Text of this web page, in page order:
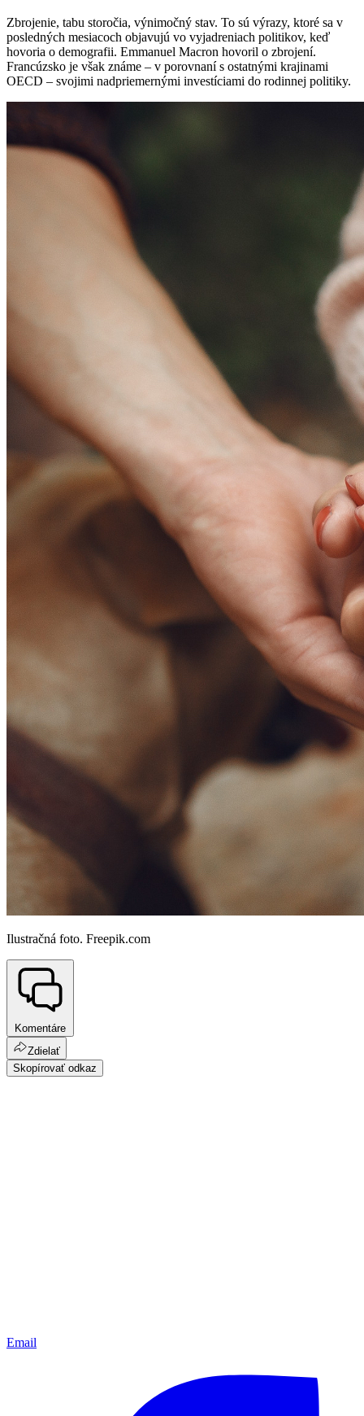
Zbrojenie, tabu storočia, výnimočný stav. To sú výrazy, ktoré sa v
posledných mesiacoch objavujú vo vyjadreniach politikov, keď
hovoria o demografii. Emmanuel Macron hovoril o zbrojení.
Francúzsko je však známe – v porovnaní s ostatnými krajinami
OECD – svojimi nadpriemernými investíciami do rodinnej politiky.
Ilustračná foto. Freepik.com
Komentáre
Zdielať
Skopírovať odkaz
Email